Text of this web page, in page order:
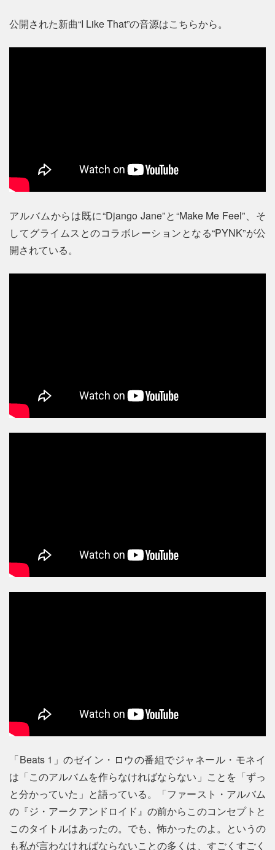
公開された新曲“I Like That”の音源はこちらから。
アルバムからは既に“Django Jane”と“Make Me Feel”、そ
してグライムスとのコラボレーションとなる“PYNK”が公
開されている。
「Beats 1」のゼイン・ロウの番組でジャネール・モネイ
は「このアルバムを作らなければならない」ことを「ずっ
と分かっていた」と語っている。「ファースト・アルバム
の『ジ・アークアンドロイド』の前からこのコンセプトと
このタイトルはあったの。でも、怖かったのよ。というの
も私が言わなければならないことの多くは、すごくすごく